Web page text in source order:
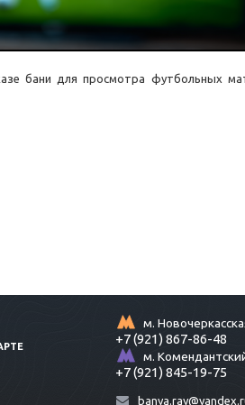
бани для просмотра футбольных
м.
+7 (921) 867-86-48
м.
+7 (921) 845-19-75